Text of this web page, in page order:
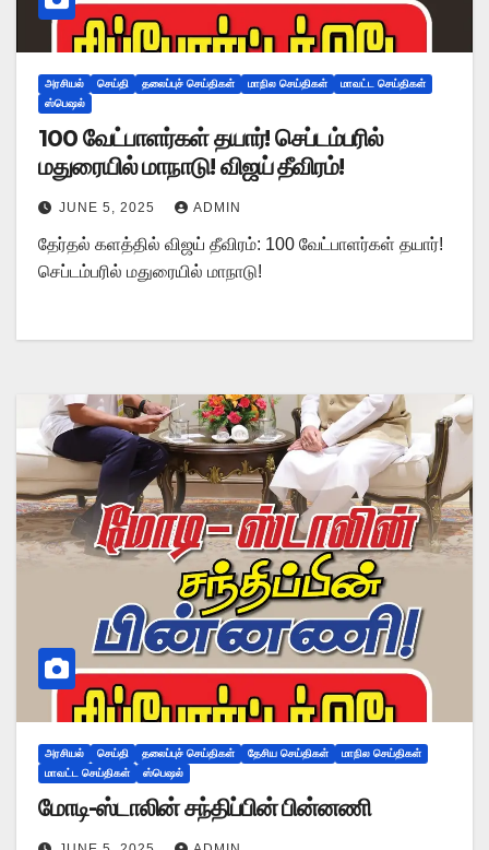
அரசியல் செய்தி தலைப்புச் செய்திகள் மாநில செய்திகள்
மாவட்ட செய்திகள்
ஸ்பெஷல்
100 வேட்பாளர்கள் தயார்! செப்டம்பரில்
மதுரையில் மாநாடு! விஜய் தீவிரம்!
JUNE 5, 2025 ADMIN
தேர்தல் களத்தில் விஜய் தீவிரம்: 100 வேட்பாளர்கள் தயார்!
செப்டம்பரில் மதுரையில் மாநாடு!
அரசியல் செய்தி தலைப்புச் செய்திகள் தேசிய செய்திகள்
மாநில செய்திகள்
மாவட்ட செய்திகள்
ஸ்பெஷல்
மோடி-ஸ்டாலின் சந்திப்பின் பின்னணி